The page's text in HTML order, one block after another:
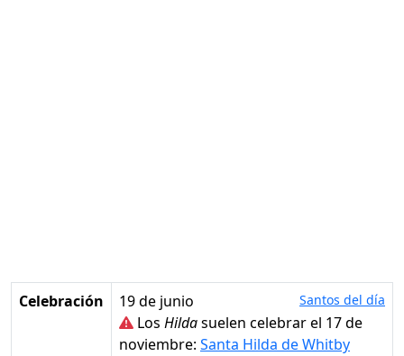
Celebración 19 de junio Santos del día
Los Hildasuelen celebrar el 17 de
noviembre: Santa Hilda de Whitby